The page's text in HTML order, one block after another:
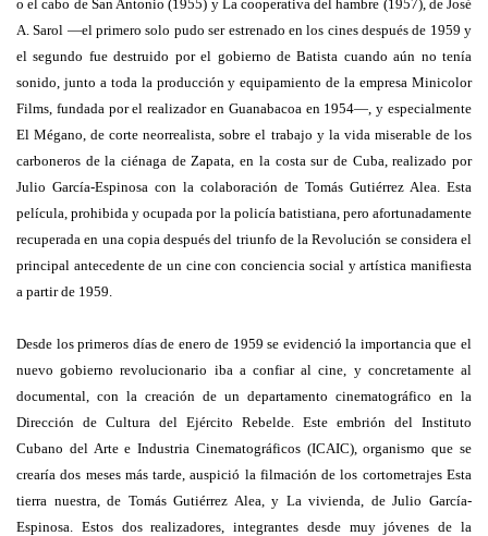
o el cabo de San Antonio (1955) y La cooperativa del hambre (1957), de José
A. Sarol —el primero solo pudo ser estrenado en los cines después de 1959 y
el segundo fue destruido por el gobierno de Batista cuando aún no tenía
sonido, junto a toda la producción y equipamiento de la empresa Minicolor
Films, fundada por el realizador en Guanabacoa en 1954—, y especialmente
El Mégano, de corte neorrealista, sobre el trabajo y la vida miserable de los
carboneros de la ciénaga de Zapata, en la costa sur de Cuba, realizado por
Julio García-Espinosa con la colaboración de Tomás Gutiérrez Alea. Esta
película, prohibida y ocupada por la policía batistiana, pero afortunadamente
recuperada en una copia después del triunfo de la Revolución se considera el
principal antecedente de un cine con conciencia social y artística manifiesta
a partir de 1959.
Desde los primeros días de enero de 1959 se evidenció la importancia que el
nuevo gobierno revolucionario iba a confiar al cine, y concretamente al
documental, con la creación de un departamento cinematográfico en la
Dirección de Cultura del Ejército Rebelde. Este embrión del Instituto
Cubano del Arte e Industria Cinematográficos (ICAIC), organismo que se
crearía dos meses más tarde, auspició la filmación de los cortometrajes Esta
tierra nuestra, de Tomás Gutiérrez Alea, y La vivienda, de Julio García-
Espinosa. Estos dos realizadores, integrantes desde muy jóvenes de la